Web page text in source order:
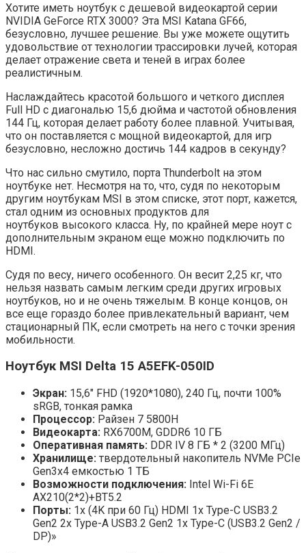
Хотите иметь ноутбук с дешевой видеокартой серии
NVIDIA GeForce RTX 3000? Эта MSI Katana GF66,
безусловно, лучшее решение. Вы уже можете ощутить
удовольствие от технологии трассировки лучей, которая
делает отражение света и теней в играх более
реалистичным.
Наслаждайтесь красотой большого и четкого дисплея
Full HD с диагональю 15,6 дюйма и частотой обновления
144 Гц, которая делает работу более плавной. Учитывая,
что он поставляется с мощной видеокартой, для игр
безусловно, несложно достичь 144 кадров в секунду?
Что нас сильно смутило, порта Thunderbolt на этом
ноутбуке нет. Несмотря на то, что, судя по некоторым
другим ноутбукам MSI в этом списке, этот порт, кажется,
стал одним из основных продуктов для
ноутбуков высокого класса. Ну, по крайней мере ноут с
дополнительным экраном еще можно подключить по
HDMI.
Судя по весу, ничего особенного. Он весит 2,25 кг, что
нельзя назвать самым легким среди других игровых
ноутбуков, но и не очень тяжелым. В конце концов, он
все еще гораздо более привлекательный вариант, чем
стационарный ПК, если смотреть на него с точки зрения
мобильности.
Ноутбук MSI Delta 15 A5EFK-050ID
Экран: 15,6″ FHD (1920*1080), 240 Гц, почти 100%
sRGB, тонкая рамка
Процессор: Райзен 7 5800Н
Видеокарта: RX6700M, GDDR6 10 ГБ
Оперативная память: DDR IV 8 ГБ * 2 (3200 МГц)
Хранилище: твердотельный накопитель NVMe PCIe
Gen3x4 емкостью 1 ТБ
Возможности подключения: Intel Wi-Fi 6E
AX210(2*2)+BT5.2
Порты: 1x (4K при 60 Гц) HDMI 1x Type-C USB3.2
Gen2 2x Type-A USB3.2 Gen2 1x Type-C (USB3.2 Gen2 /
DP)»